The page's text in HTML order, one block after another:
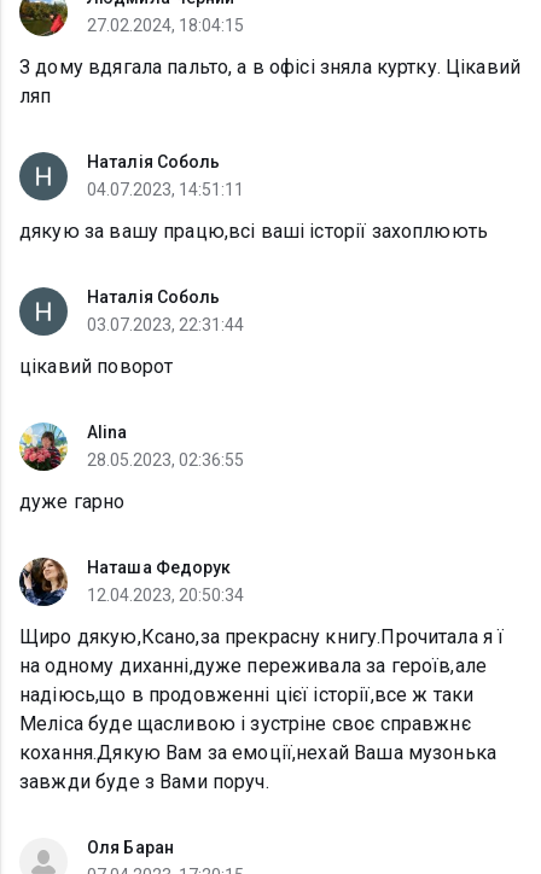
27.02.2024, 18:04:15
З дому вдягала пальто, а в офісі зняла куртку. Цікавий
ляп
Наталія Соболь
04.07.2023, 14:51:11
дякую за вашу працю,всі ваші історії захоплюють
Наталія Соболь
03.07.2023, 22:31:44
цікавий поворот
Alina
28.05.2023, 02:36:55
дуже гарно
Наташа Федорук
12.04.2023, 20:50:34
Щиро дякую,Ксано,за прекрасну книгу.Прочитала я ї
на одному диханні,дуже переживала за героїв,але
надіюсь,що в продовженні цієї історії,все ж таки
Меліса буде щасливою і зустріне своє справжнє
кохання.Дякую Вам за емоції,нехай Ваша музонька
завжди буде з Вами поруч.
Оля Баран